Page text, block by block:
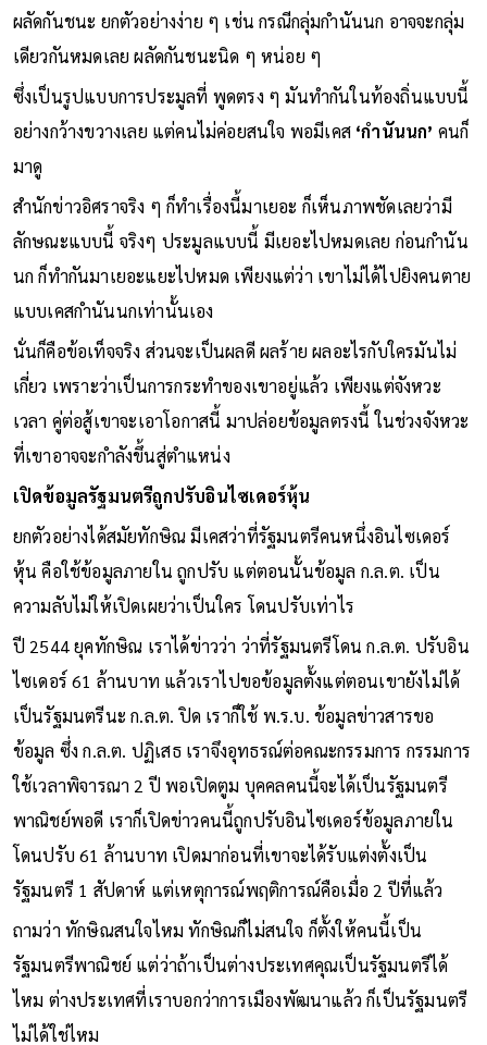
ผลัดกันชนะ ยกตัวอย่างง่าย ๆ เช่น กรณีกลุ่มกำนันนก อาจจะกลุ่ม
เดียวกันหมดเลย ผลัดกันชนะนิด ๆ หน่อย ๆ
ซึ่งเป็นรูปแบบการประมูลที่ พูดตรง ๆ มันทำกันในท้องถิ่นแบบนี้
อย่างกว้างขวางเลย แต่คนไม่ค่อยสนใจ พอมีเคส ‘กำนันนก’ คนก็
มาดู
สำนักข่าวอิศราจริง ๆ ก็ทำเรื่องนี้มาเยอะ ก็เห็นภาพชัดเลยว่ามี
ลักษณะแบบนี้ จริงๆ ประมูลแบบนี้ มีเยอะไปหมดเลย ก่อนกำนัน
นก ก็ทำกันมาเยอะแยะไปหมด เพียงแต่ว่า เขาไม่ได้ไปยิงคนตาย
แบบเคสกำนันนกเท่านั้นเอง
นั่นก็คือข้อเท็จจริง ส่วนจะเป็นผลดี ผลร้าย ผลอะไรกับใครมันไม่
เกี่ยว เพราะว่าเป็นการกระทำของเขาอยู่แล้ว เพียงแต่จังหวะ
เวลา คู่ต่อสู้เขาจะเอาโอกาสนี้ มาปล่อยข้อมูลตรงนี้ ในช่วงจังหวะ
ที่เขาอาจจะกำลังขึ้นสู่ตำแหน่ง
เปิดข้อมูลรัฐมนตรีถูกปรับอินไซเดอร์หุ้น
ยกตัวอย่างได้สมัยทักษิณ มีเคสว่าที่รัฐมนตรีคนหนึ่งอินไซเดอร์
หุ้น คือใช้ข้อมูลภายใน ถูกปรับ แต่ตอนนั้นข้อมูล ก.ล.ต. เป็น
ความลับไม่ให้เปิดเผยว่าเป็นใคร โดนปรับเท่าไร
ปี 2544 ยุคทักษิณ เราได้ข่าวว่า ว่าที่รัฐมนตรีโดน ก.ล.ต. ปรับอิน
ไซเดอร์ 61 ล้านบาท แล้วเราไปขอข้อมูลตั้งแต่ตอนเขายังไม่ได้
เป็นรัฐมนตรีนะ ก.ล.ต. ปิด เราก็ใช้ พ.ร.บ. ข้อมูลข่าวสารขอ
ข้อมูล ซึ่ง ก.ล.ต. ปฏิเสธ เราจึงอุทธรณ์ต่อคณะกรรมการ กรรมการ
ใช้เวลาพิจารณา 2 ปี พอเปิดตูม บุคคลคนนี้จะได้เป็นรัฐมนตรี
พาณิชย์พอดี เราก็เปิดข่าวคนนี้ถูกปรับอินไซเดอร์ข้อมูลภายใน
โดนปรับ 61 ล้านบาท เปิดมาก่อนที่เขาจะได้รับแต่งตั้งเป็น
รัฐมนตรี 1 สัปดาห์ แต่เหตุการณ์พฤติการณ์คือเมื่อ 2 ปีที่แล้ว
ถามว่า ทักษิณสนใจไหม ทักษิณก็ไม่สนใจ ก็ตั้งให้คนนี้เป็น
รัฐมนตรีพาณิชย์ แต่ว่าถ้าเป็นต่างประเทศคุณเป็นรัฐมนตรีได้
ไหม ต่างประเทศที่เราบอกว่าการเมืองพัฒนาแล้ว ก็เป็นรัฐมนตรี
ไม่ได้ใช่ไหม